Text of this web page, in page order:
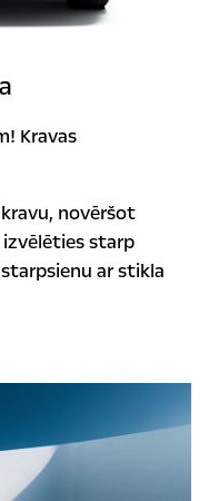
Kravas
novēršot
starp
ar stikla